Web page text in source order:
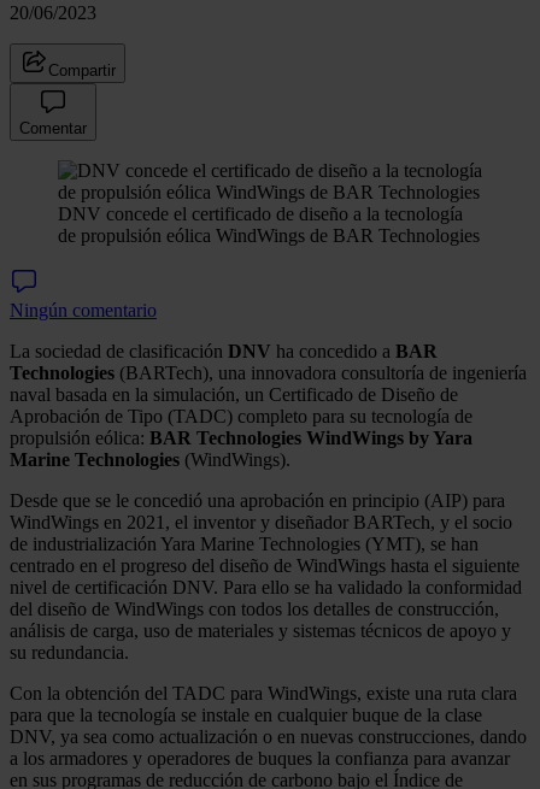
20/06/2023
Compartir
Comentar
DNV concede el certificado de diseño a la tecnología
de propulsión eólica WindWings de BAR Technologies
Ningún comentario
La sociedad de clasificación DNV ha concedido a BAR
Technologies (BARTech), una innovadora consultoría de ingeniería
naval basada en la simulación, un Certificado de Diseño de
Aprobación de Tipo (TADC) completo para su tecnología de
propulsión eólica: BAR Technologies WindWings by Yara
Marine Technologies (WindWings).
Desde que se le concedió una aprobación en principio (AIP) para
WindWings en 2021, el inventor y diseñador BARTech, y el socio
de industrialización Yara Marine Technologies (YMT), se han
centrado en el progreso del diseño de WindWings hasta el siguiente
nivel de certificación DNV. Para ello se ha validado la conformidad
del diseño de WindWings con todos los detalles de construcción,
análisis de carga, uso de materiales y sistemas técnicos de apoyo y
su redundancia.
Con la obtención del TADC para WindWings, existe una ruta clara
para que la tecnología se instale en cualquier buque de la clase
DNV, ya sea como actualización o en nuevas construcciones, dando
a los armadores y operadores de buques la confianza para avanzar
en sus programas de reducción de carbono bajo el Índice de